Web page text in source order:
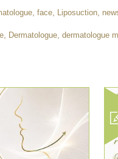
face Liposuction
Dermatologue dermatologue